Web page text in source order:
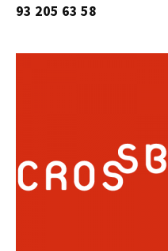
93 205 63 58